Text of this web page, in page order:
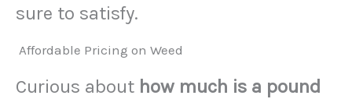
sure to satisfy.
Affordable Pricing on Weed
Curious about how much is a pound